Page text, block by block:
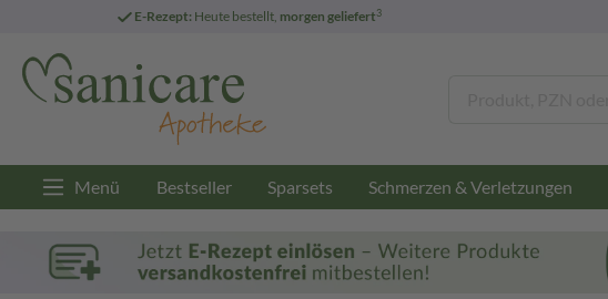
E-Rezept: Heute bestellt, morgen geliefert3
Menü Bestseller Sparsets Schmerzen & Verletzungen